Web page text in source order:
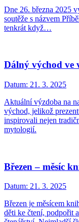
Dne 26. března 2025
soutěže s názvem
tenkrát když…
Dálný východ ve
Datum: 21. 3. 2025
Aktuální výzdoba na
východ, jelikož
inspirovali nejen
mytologií.
Březen – měsíc
Datum: 21. 3. 2025
Březen je měsícem
děti ke čtení, podpořit